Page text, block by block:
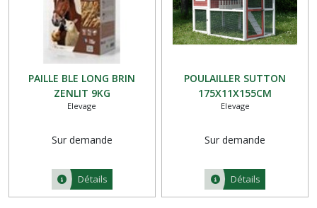
PAILLE BLE LONG BRIN
ZENLIT 9KG
Elevage
Sur demande
Détails
POULAILLER SUTTON
175X11X155CM
Elevage
Sur demande
Détails